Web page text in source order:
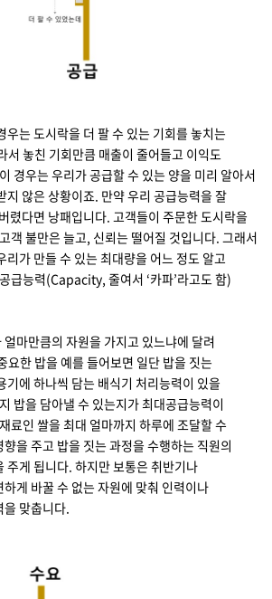
우는 도시락을 더 팔 수 있는 기회를 놓치는
서 놓친 기회만큼 매출이 줄어들고 이익도
경우는 우리가 공급할 수 있는 양을 미리 알아서
지 않은 상황이죠. 만약 우리 공급능력을 잘
렸다면 낭패입니다. 고객들이 주문한 도시락을
객 불만은 늘고, 신뢰는 떨어질 것입니다. 그래서
리가 만들 수 있는 최대량을 어느 정도 알고
급능력(Capacity, 줄여서 ‘카파’라고도 함)
마만큼의 자원을 가지고 있느냐에 달려
요한 밥을 예를 들어보면 일단 밥을 짓는
기에 하나씩 담는 배식기 처리능력이 있을
밥을 담아낼 수 있는지가 최대공급능력이
료인 쌀을 최대 얼마까지 하루에 조달할 수
을 주고 밥을 짓는 과정을 수행하는 직원의
주게 됩니다. 하지만 보통은 취반기나
게 바꿀 수 없는 자원에 맞춰 인력이나
맞춥니다.